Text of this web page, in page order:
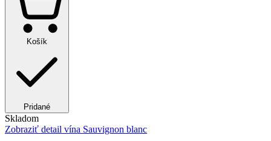
Košík
Pridané
Skladom
Zobraziť detail vína Sauvignon blanc